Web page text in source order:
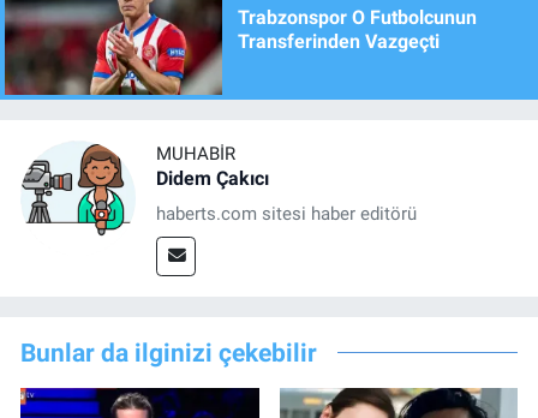
Trabzonspor O Futbolcunun
Transferinden Vazgeçti
MUHABIR
Didem Çakıcı
haberts.com sitesi haber editörü
Bunlar da ilginizi çekebilir